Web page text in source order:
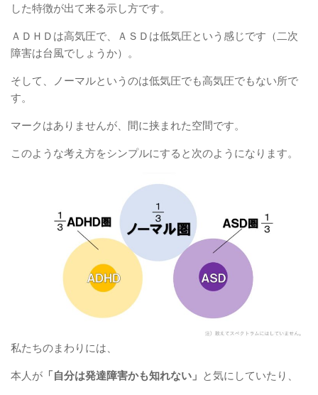
した特徴が出て来る示し方です。
ＡＤＨＤは高気圧で、ＡＳＤは低気圧という感じです（二次
障害は台風でしょうか）。
そして、ノーマルというのは低気圧でも高気圧でもない所で
す。
マークはありませんが、間に挟まれた空間です。
このような考え方をシンプルにすると次のようになります。
私たちのまわりには、
本人が 「自分は発達障害かも知れない」 と気にしていたり、